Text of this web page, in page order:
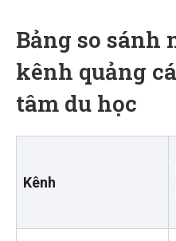
Bảng so sánh
kênh quảng
tâm du học
Kênh